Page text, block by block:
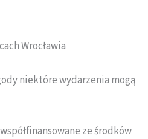
Wrocławia
niektóre wydarzenia mogą
ze środków